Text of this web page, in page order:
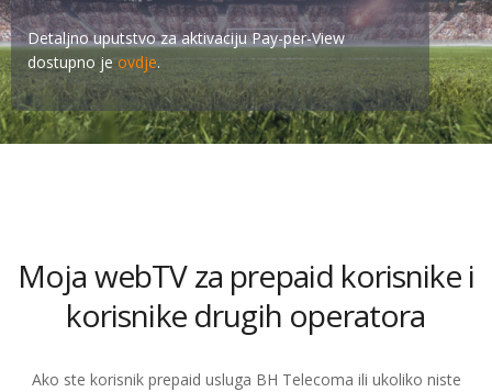
Detaljno uputstvo za aktivaciju Pay-per-View
dostupno jeovdje.
Moja webTV za prepaid korisnike i
korisnike drugih operatora
Ako ste korisnik prepaid usluga BH Telecoma ili ukoliko niste